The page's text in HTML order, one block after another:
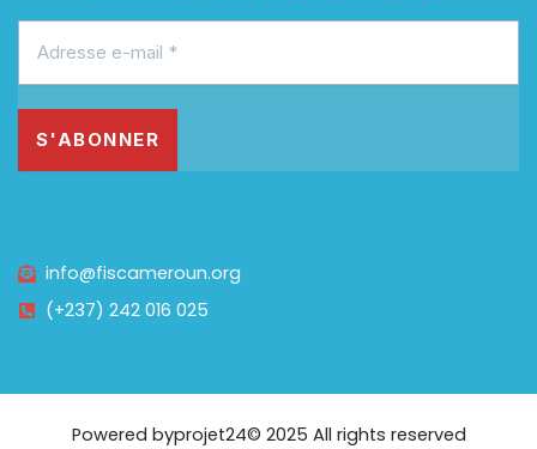
info@fiscameroun.org
(+237) 242 016 025
Powered byprojet24© 2025 All rights reserved